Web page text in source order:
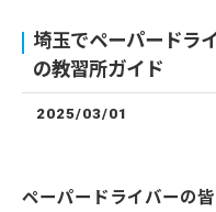
埼玉でペーパードラ
の教習所ガイド
2025/03/01
ペーパードライバーの